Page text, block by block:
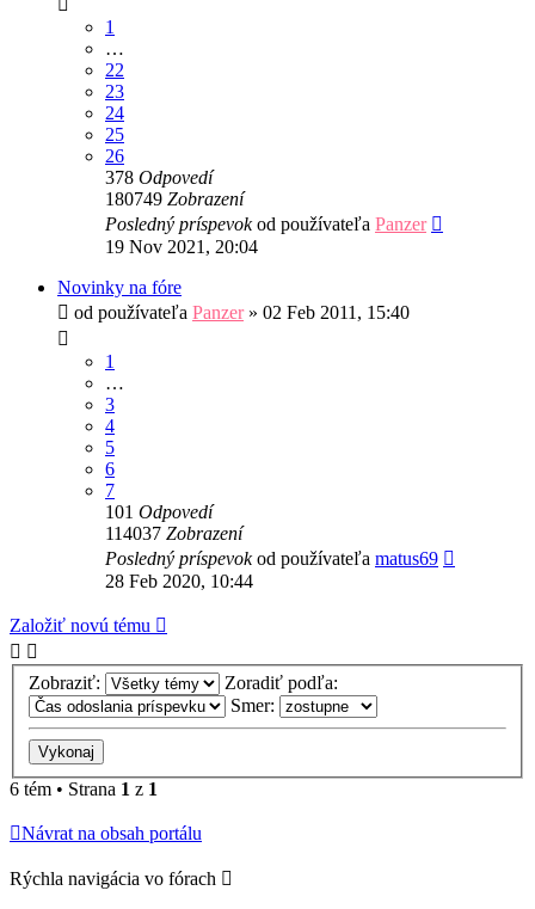
1
…
22
23
24
25
26
378 Odpovedí
180749 Zobrazení
Posledný príspevokod používateľa Panzer
19 Nov 2021, 20:04
Novinky na fóre
od používateľa Panzer» 02 Feb 2011, 15:40
1
…
3
4
5
6
7
101 Odpovedí
114037 Zobrazení
Posledný príspevokod používateľa matus69
28 Feb 2020, 10:44
Založiť novú tému
Zobraziť:
Zoradiť podľa:
Smer:
6 tém • Strana 1 z 1
Návrat na obsah portálu
Rýchla navigácia vo fórach